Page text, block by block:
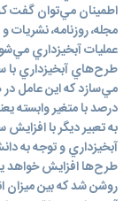
اطمينان مي‌توان گفت که
مجله، روزنامه،
عمليات آبخيزداري
طرح‌هاي آبخيزداري
مي‌سازد که اين عامل
درصد با متغير وابسته
به تعبير ديگر با
آبخيزداري و توجه به
طرح‌ها افزايش خواهد
روشن شد که بين ميزان